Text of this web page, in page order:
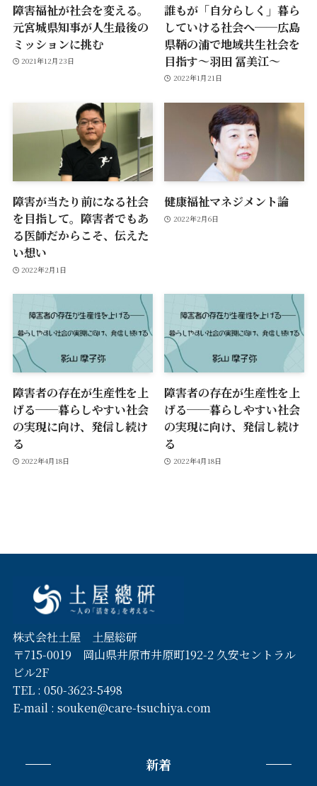
障害福祉が社会を変える。
元宮城県知事が人生最後の
ミッションに挑む
2021年12月23日
誰もが「自分らしく」暮ら
していける社会へ──広島
県鞆の浦で地域共生社会を
目指す〜羽田 冨美江〜
2022年1月21日
障害が当たり前になる社会
を目指して。障害者でもあ
る医師だからこそ、伝えた
い想い
2022年2月1日
健康福祉マネジメント論
2022年2月6日
障害者の存在が生産性を上
げる──暮らしやすい社会
の実現に向け、発信し続け
る
2022年4月18日
障害者の存在が生産性を上
げる──暮らしやすい社会
の実現に向け、発信し続け
る
2022年4月18日
株式会社土屋 土屋総研
〒715-0019 岡山県井原市井原町192-2 久安セントラル
ビル2F
TEL : 050-3623-5498
E-mail : souken@care-tsuchiya.com
新着